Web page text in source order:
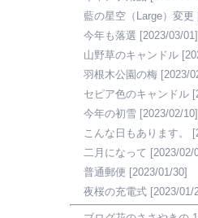
藍の星空（Large）変更
今年も落選 [2023/03/01]
山野草のキャンドル
羽根木公園の梅 [2023/
セピア色のキャンドル
今年の初雪 [2023/02/10]
こんな日もあります。
二月になって [2023/02/
普通郵便 [2023/01/30]
夜桜の充電式 [2023/01/